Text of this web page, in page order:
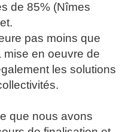
de 85% (Nîmes
pas moins que
mise en oeuvre de
les solutions
que nous avons